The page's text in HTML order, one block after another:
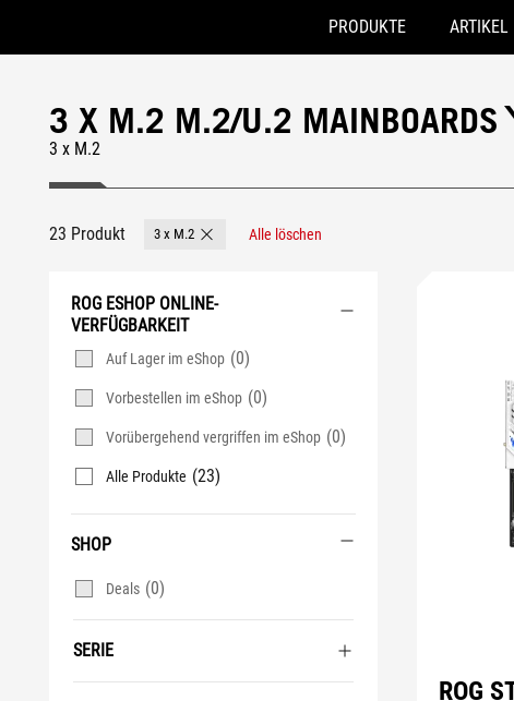
Accessibility links
PRODUKTE ARTIKEL
3 X M.2 M.2/U.2 MAINBOARDS
3 x M.2
23 Produkt 3 x M.2 Remove 3 x M.2
Alle löschen
ROG ESHOP ONLINE-
VERFÜGBARKEIT
Auf Lager im eShop (0)
Vorbestellen im eShop (0)
Vorübergehend vergriffen im eShop (0)
Alle Produkte (23)
SHOP
Deals (0)
SERIE
ROG